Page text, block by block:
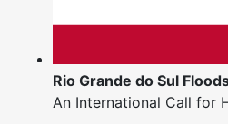
Rio Grande do Sul
An International Call for